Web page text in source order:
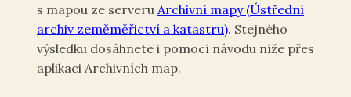
s mapou ze serveru Archivní mapy (Ústřední
archiv zeměměřictví a katastru). Stejného
výsledku dosáhnete i pomocí návodu níže přes
aplikaci Archivních map.